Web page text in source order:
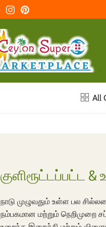
All
குளிரூட்டப்பட்ட
நாடு முழுவதும் உள்ள பல
நம்பகமான மற்றும் நெறிமுறை